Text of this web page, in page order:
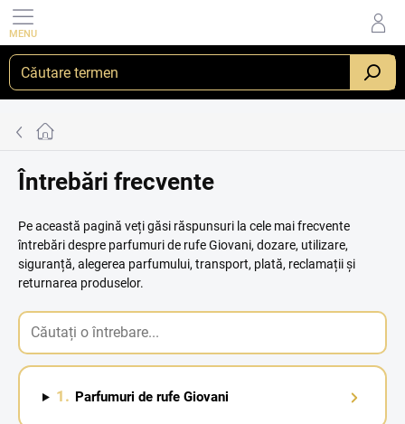
Treci
conținut
Acasă
Întrebări frecvente
Pe această pagină veți găsi răspunsuri la cele mai frecvente
întrebări despre parfumuri de rufe Giovani, dozare, utilizare,
siguranță, alegerea parfumului, transport, plată, reclamații și
returnarea produselor.
1. Parfumuri de rufe Giovani